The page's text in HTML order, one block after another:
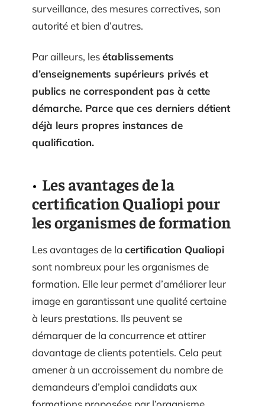
surveillance, des mesures correctives, son
autorité et bien d’autres.
Par ailleurs, lesétablissements
d’enseignements supérieurs privés et
publics ne correspondent pas à cette
démarche. Parce que ces derniers détient
déjà leurs propres instances de
qualification.
Les avantages de la
certification Qualiopi pour
les organismes de formation
Les avantages de la certification Qualiopi
sont nombreux pour les organismes de
formation. Elle leur permet d’améliorer leur
image en garantissant une qualité certaine
à leurs prestations. Ils peuvent se
démarquer de la concurrence et attirer
davantage de clients potentiels. Cela peut
amener à un accroissement du nombre de
demandeurs d’emploi candidats aux